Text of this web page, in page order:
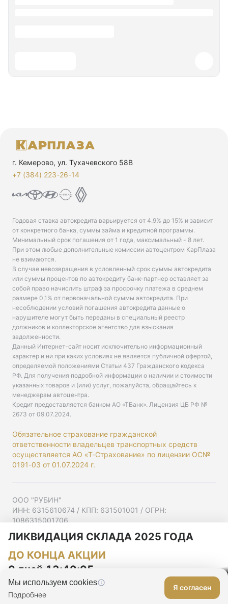
г. Кемерово, ул. Тухачевского 58В
+7 (384) 223-26-14‬
Годовая ставка автокредита варьируется от 4.9% до 15% и зависит
от конкретного банка, суммы займа и кредитной программы.
Минимальный срок погашения от 1 года, максимальный - 8 лет.
При этом любые дополнительные комиссии автоцентром КарПлаза
не взимаются.
В случае невозвращения в условленный срок суммы автокредита
или суммы процентов по автокредиту банк-партнер оставляет за
собой право начислить штраф за просрочку платежа в среднем
размере 0,1% от первоначальной суммы автокредита. При
несоблюдении условий погашения автокредита данные о
нарушителе могут быть переданы в специальный реестр
должников и коллекторское агентство для взыскания
задолженности.
Данный Интернет-сайт носит исключительно информационный
характер и ни при каких условиях не является публичной офертой,
определяемой положениями Статьи 437 Гражданского кодекса
РФ. Для получения подробной информации о наличии и стоимости
указанных товаров и (или) услуг, пожалуйста, обращайтесь к
менеджерам автоцентра.
Кредит предоставляется банком АО «ТБанк». Лицензия ЦБ РФ №
2673 от 09.07.2024.
Обязательное страхование гражданской
ответственности владельцев транспортных средств
осуществляется АО «Т-Страхование» по лицензии ОС№
0191-03 от 01.07.2024 г.
ООО "РУБИН"
ИНН: 6315610674 / КПП: 631501001 / ОГРН:
1086315001706
Ульяновская ул, д. 52/55, помещ. 9-18
Согласие на рекламную рассылку
Политика конфиденциальности
Мы используем cookies
Подробнее
Я согласен
ЛИКВИДАЦИЯ СКЛАДА 2025 ГОДА
ДО КОНЦА АКЦИИ
0 дней 13:40:04
Оставить заявку